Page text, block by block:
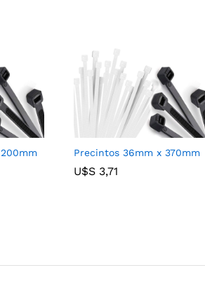
Precintos 36mm x 370mm
U$S 3,71
U$S 3,71